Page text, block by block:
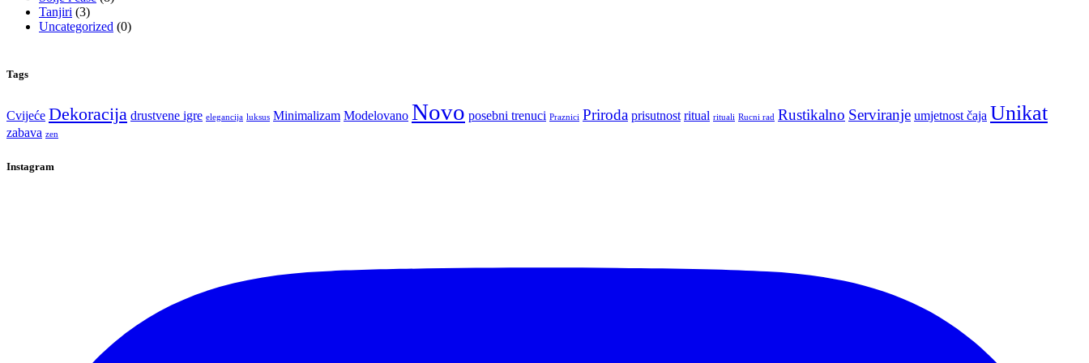
Tanjiri (3)
Uncategorized (0)
Tags
Cvijeće Dekoracija drustvene igre elegancija luksus Minimalizam Modelovano Novo posebni trenuci Praznici Priroda prisutnost ritual rituali Rucni rad Rustikalno Serviranje umjetnost čaja Unikat
zabava zen
Instagram